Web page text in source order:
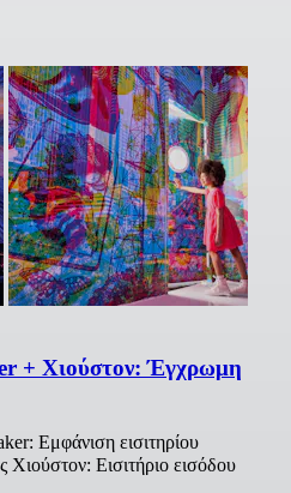
+ Χιούστον: Έγχρωμη
Εμφάνιση εισιτηρίου
Εισιτήριο εισόδου